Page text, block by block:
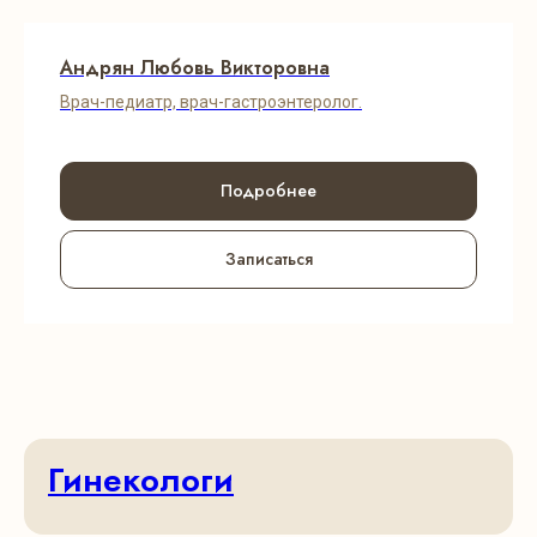
Андрян Любовь Викторовна
Врач-педиатр, врач-гастроэнтеролог.
Подробнее
Записаться
Гинекологи